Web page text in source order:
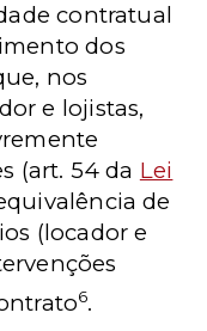
contratual
dos
nos
e lojistas,
(art. 54 da Lei
de
(locador e
6.